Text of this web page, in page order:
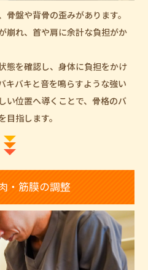
盤や背骨の歪みがあります。
崩れ、首や肩に余計な負担がか
態を確認し、身体に負担をかけ
キバキと音を鳴らすような強い
い位置へ導くことで、骨格のバ
指します。
・筋膜の調整